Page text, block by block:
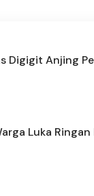
Digigit Anjing
Luka Ringan